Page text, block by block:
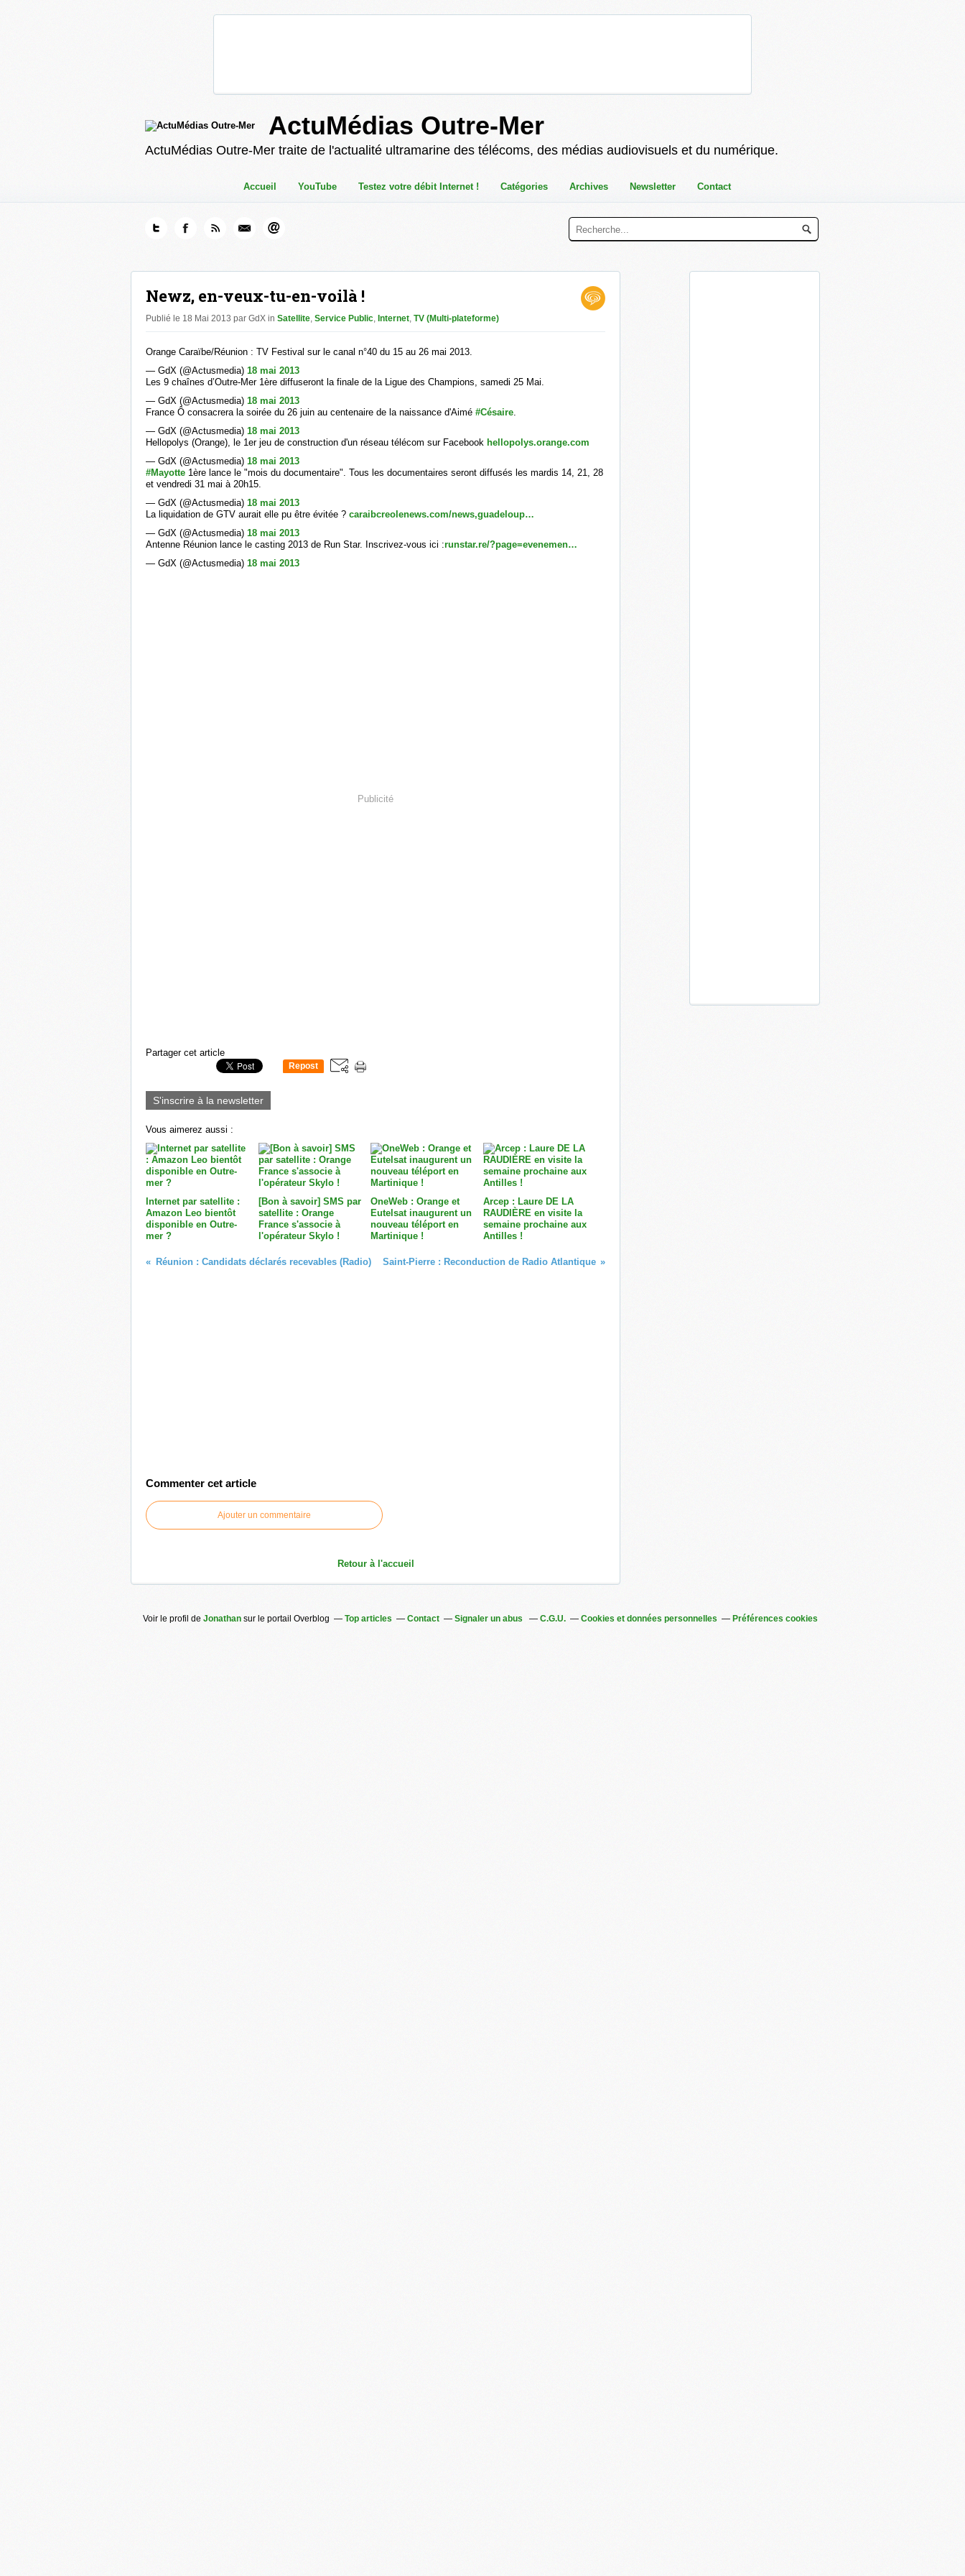
ActuMédias Outre-Mer
ActuMédias Outre-Mer traite de l'actualité ultramarine des télécoms, des médias audiovisuels et du numérique.
Accueil YouTube Testez votre débit Internet ! Catégories Archives Newsletter Contact
Newz, en-veux-tu-en-voilà !
Publié le 18 Mai 2013 par GdX in Satellite, Service Public, Internet, TV (Multi-plateforme)
Orange Caraïbe/Réunion : TV Festival sur le canal n°40 du 15 au 26 mai 2013.
— GdX (@Actusmedia) 18 mai 2013
Les 9 chaînes d’Outre-Mer 1ère diffuseront la finale de la Ligue des Champions, samedi 25 Mai.
— GdX (@Actusmedia) 18 mai 2013
France Ô consacrera la soirée du 26 juin au centenaire de la naissance d'Aimé #Césaire.
— GdX (@Actusmedia) 18 mai 2013
Hellopolys (Orange), le 1er jeu de construction d'un réseau télécom sur Facebook hellopolys.orange.com
— GdX (@Actusmedia) 18 mai 2013
#Mayotte 1ère lance le "mois du documentaire". Tous les documentaires seront diffusés les mardis 14, 21, 28
et vendredi 31 mai à 20h15.
— GdX (@Actusmedia) 18 mai 2013
La liquidation de GTV aurait elle pu être évitée ? caraibcreolenews.com/news,guadeloup…
— GdX (@Actusmedia) 18 mai 2013
Antenne Réunion lance le casting 2013 de Run Star. Inscrivez-vous ici :runstar.re/?page=evenemen…
— GdX (@Actusmedia) 18 mai 2013
Publicité
Partager cet article
Repost
S'inscrire à la newsletter
Vous aimerez aussi :
Internet par satellite :
Amazon Leo bientôt
disponible en Outre-
mer ?
[Bon à savoir] SMS par
satellite : Orange
France s'associe à
l'opérateur Skylo !
OneWeb : Orange et
Eutelsat inaugurent un
nouveau téléport en
Martinique !
Arcep : Laure DE LA
RAUDIÈRE en visite la
semaine prochaine aux
Antilles !
Réunion : Candidats déclarés recevables (Radio) Saint-Pierre : Reconduction de Radio Atlantique
Commenter cet article
Ajouter un commentaire
Retour à l'accueil
Voir le profil de Jonathan sur le portail Overblog Top articles Contact Signaler un abus C.G.U. Cookies et données personnelles Préférences cookies